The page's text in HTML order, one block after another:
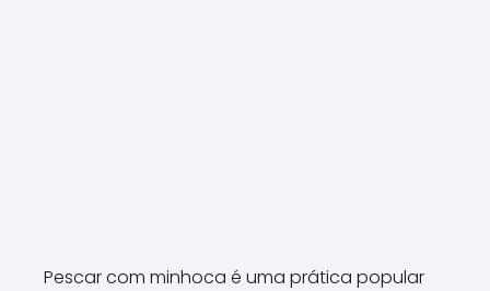
Pescar com minhoca é uma prática popular